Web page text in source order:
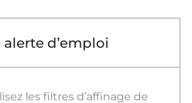
alerte d’emploi
les filtres d’affinage de